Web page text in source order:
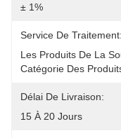
± 1%
Service De Traitement:
Les Produits De La
Catégorie Des
Délai De Livraison:
15 À 20 Jours